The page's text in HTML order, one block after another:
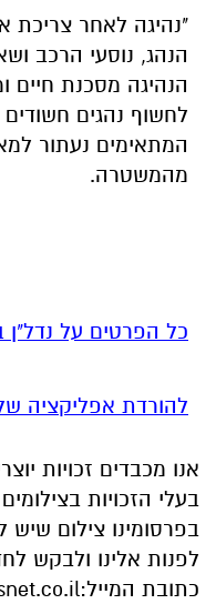
"נהיגה לאחר צריכת
הנהג, נוסעי הרכב
הנהיגה מסכנת
לחשוף נהגים
המתאימים נעתור
מהמשטרה.
כל הפרטים על
להורדת אפליקציה
אנו מכבדים זכויות
בעלי הזכויות
בפרסומינו צילום
לפנות אלינו ולבקש
כתובת המייל: